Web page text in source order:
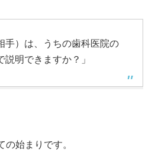
手）は、うちの歯科医院の
明できますか？」
の始まりです。